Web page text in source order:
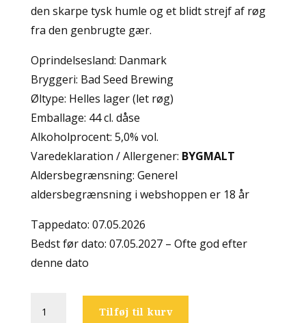
den skarpe tysk humle og et blidt strejf af røg
fra den genbrugte gær.
Oprindelsesland: Danmark
Bryggeri: Bad Seed Brewing
Øltype: Helles lager (let røg)
Emballage: 44 cl. dåse
Alkoholprocent: 5,0% vol.
Varedeklaration / Allergener: BYGMALT
Aldersbegrænsning: Generel
aldersbegrænsning i webshoppen er 18 år
Tappedato: 07.05.2026
Bedst før dato: 07.05.2027 – Ofte god efter
denne dato
Seed
Tilføj til kurv